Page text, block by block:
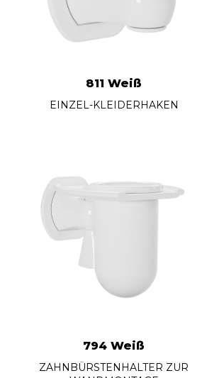
811 Weiß
EINZEL-KLEIDERHAKEN
794 Weiß
ZAHNBÜRSTENHALTER ZUR